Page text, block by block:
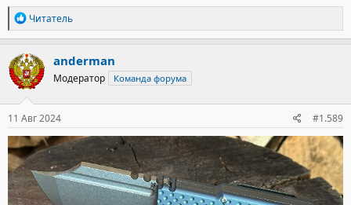
Р
е
а
к
ц
и
и
:
Читатель
anderman
Модератор Команда форума
11 Авг 2024 #1.589